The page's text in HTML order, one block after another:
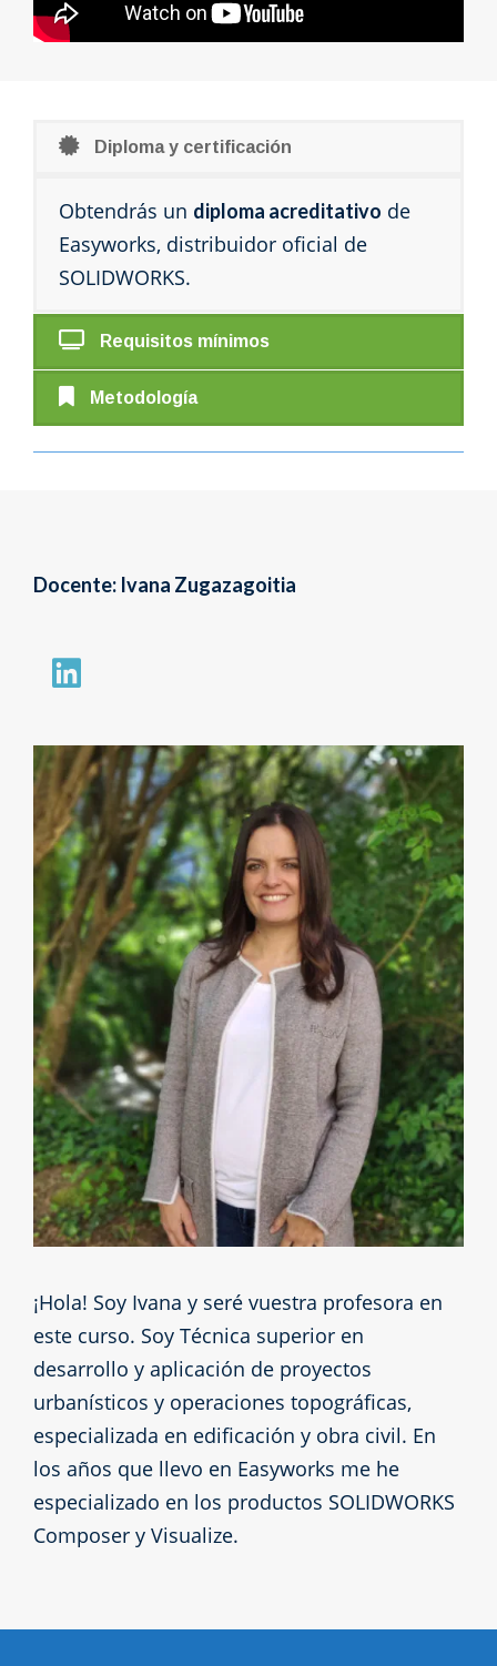
Diploma y certificación
Obtendrás un diploma acreditativo de
Easyworks, distribuidor oficial de
SOLIDWORKS.
Requisitos mínimos
Metodología
Docente: Ivana Zugazagoitia
¡Hola! Soy Ivana y seré vuestra profesora en
este curso. Soy Técnica superior en
desarrollo y aplicación de proyectos
urbanísticos y operaciones topográficas,
especializada en edificación y obra civil. En
los años que llevo en Easyworks me he
especializado en los productos SOLIDWORKS
Composer y Visualize.